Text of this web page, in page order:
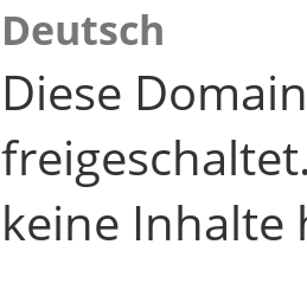
Deutsch
Diese
keine Inhalte